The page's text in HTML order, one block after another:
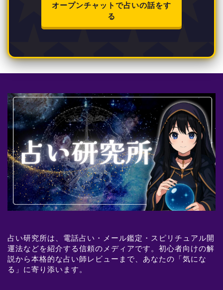
オープンチャットで占いの話をす
る
占い研究所は、電話占い・メール鑑定・スピリチュアル開
運法などを紹介する信頼のメディアです。初心者向けの解
説から本格的な占い師レビューまで、あなたの「気にな
る」に寄り添います。